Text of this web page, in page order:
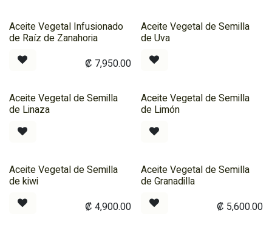
Aceite Vegetal Infusionado
de Raíz de Zanahoria
₡ 7,950.00
Aceite Vegetal de Semilla
de Uva
Aceite Vegetal de Semilla
de Linaza
Aceite Vegetal de Semilla
de Limón
Aceite Vegetal de Semilla
de kiwi
₡ 4,900.00
Aceite Vegetal de Semilla
de Granadilla
₡ 5,600.00